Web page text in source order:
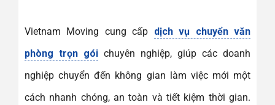
Vietnam Moving cung cấp dịch vụ chuyển văn
phòng trọn gói chuyên nghiệp, giúp các doanh
nghiệp chuyển đến không gian làm việc mới một
cách nhanh chóng, an toàn và tiết kiệm thời gian.